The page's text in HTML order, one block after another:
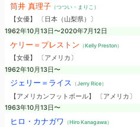
筒井 真理子（つつい・まりこ）
【女優】 〔日本（山梨県）〕
1962年10月13日〜2020年7月12日
ケリー＝プレストン （Kelly Preston）
【女優】 〔アメリカ〕
1962年10月13日〜
ジェリー＝ライス （Jerry Rice）
【アメリカンフットボール】 〔アメリカ〕
1963年10月13日〜
ヒロ・カナガワ （Hiro Kanagawa）